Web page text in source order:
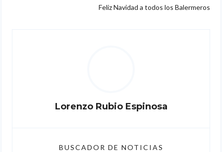
Siguiente
Feliz Navidad a todos los Balermeros
Lorenzo Rubio Espinosa
BUSCADOR DE NOTICIAS